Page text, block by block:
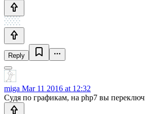
Reply
miga Mar 11 2016 at 12:32
Судя по графикам, на php7 вы